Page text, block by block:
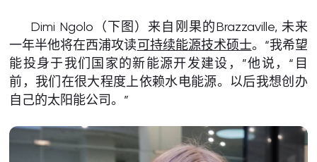
Dimi Ngolo（下图）来自刚果的Brazzaville, 未来
一年半他将在西浦攻读可持续能源技术硕士。“我希望
能投身于我们国家的新能源开发建设，”他说，“目
前，我们在很大程度上依赖水电能源。以后我想创办
自己的太阳能公司。”